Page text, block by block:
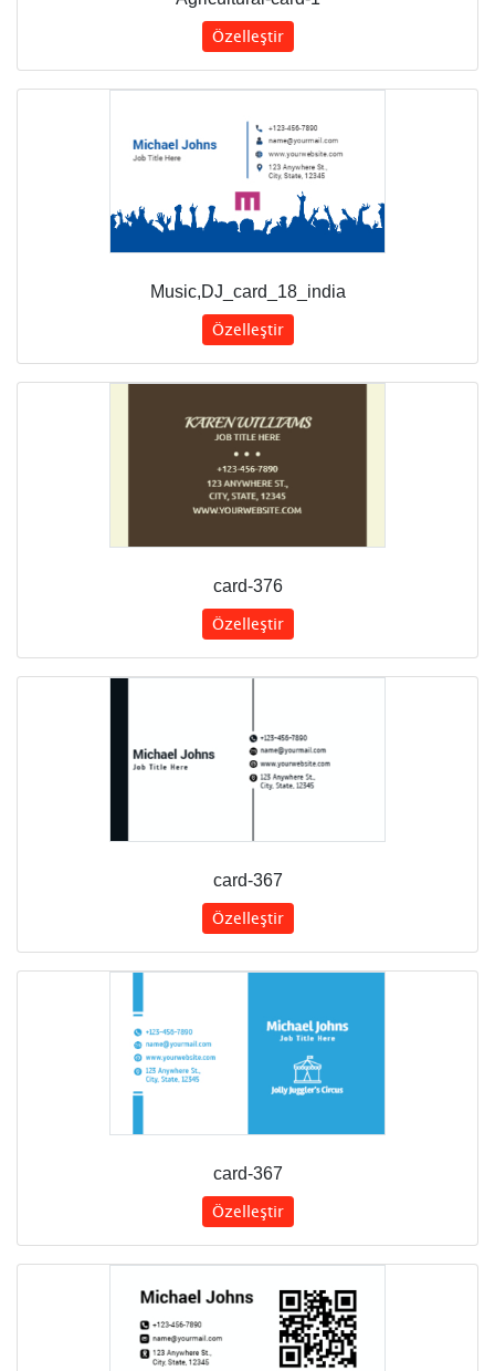
Özelleştir
Music,DJ_card_18_india
Özelleştir
card-376
Özelleştir
card-367
Özelleştir
card-367
Özelleştir